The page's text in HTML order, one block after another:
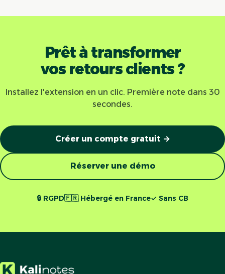
Prêt à transformer
vos retours clients ?
Installez l'extension en un clic. Première note dans 30
secondes.
Créer un compte gratuit →
Réserver une démo
🔒 RGPD🇫🇷 Hébergé en France✓ Sans CB